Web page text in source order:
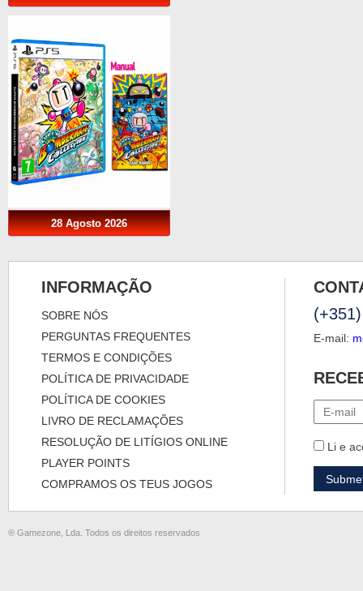
28 Agosto 2026
INFORMAÇÃO
SOBRE NÓS
PERGUNTAS FREQUENTES
TERMOS E CONDIÇÕES
POLÍTICA DE PRIVACIDADE
POLÍTICA DE COOKIES
LIVRO DE RECLAMAÇÕES
RESOLUÇÃO DE LITÍGIOS ONLINE
PLAYER POINTS
COMPRAMOS OS TEUS JOGOS
E-mail:
Li e
® Gamezone, Lda. Todos os direitos reservados